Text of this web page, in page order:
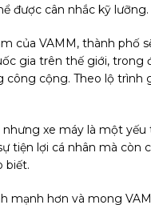
được cân nhắc kỹ lưỡng.
của VAMM, thành phố
gia trên thế giới, trong
cộng. Theo lộ trình
xe máy là một
tiện lợi cá nhân mà còn
biết.
mạnh hơn và mong